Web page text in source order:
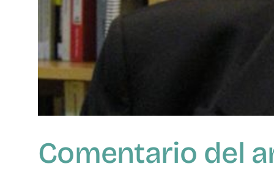
Comentario del